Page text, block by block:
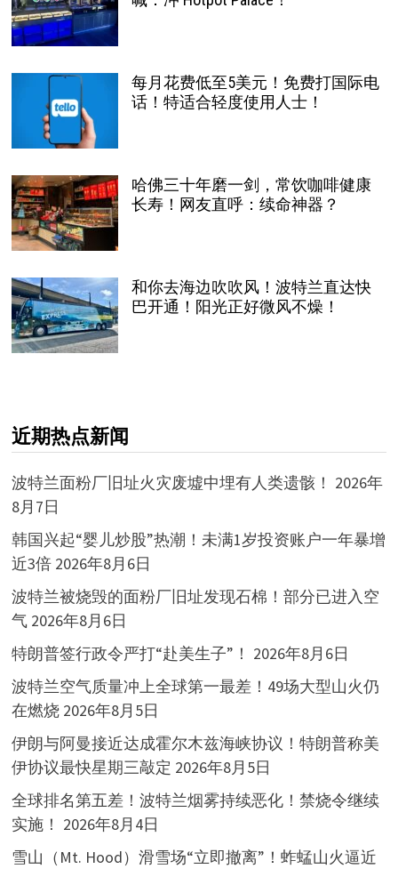
每月花费低至5美元！免费打国际电
话！特适合轻度使用人士！
哈佛三十年磨一剑，常饮咖啡健康
长寿！网友直呼：续命神器？
和你去海边吹吹风！波特兰直达快
巴开通！阳光正好微风不燥！
近期热点新闻
波特兰面粉厂旧址火灾废墟中埋有人类遗骸！ 2026年
8月7日
韩国兴起“婴儿炒股”热潮！未满1岁投资账户一年暴增
近3倍 2026年8月6日
波特兰被烧毁的面粉厂旧址发现石棉！部分已进入空
气 2026年8月6日
特朗普签行政令严打“赴美生子”！ 2026年8月6日
波特兰空气质量冲上全球第一最差！49场大型山火仍
在燃烧 2026年8月5日
伊朗与阿曼接近达成霍尔木兹海峡协议！特朗普称美
伊协议最快星期三敲定 2026年8月5日
全球排名第五差！波特兰烟雾持续恶化！禁烧令继续
实施！ 2026年8月4日
雪山（Mt. Hood）滑雪场“立即撤离”！蚱蜢山火逼近